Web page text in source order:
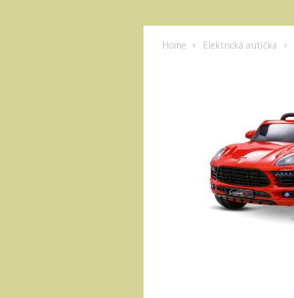
Home Elektrická autíčka